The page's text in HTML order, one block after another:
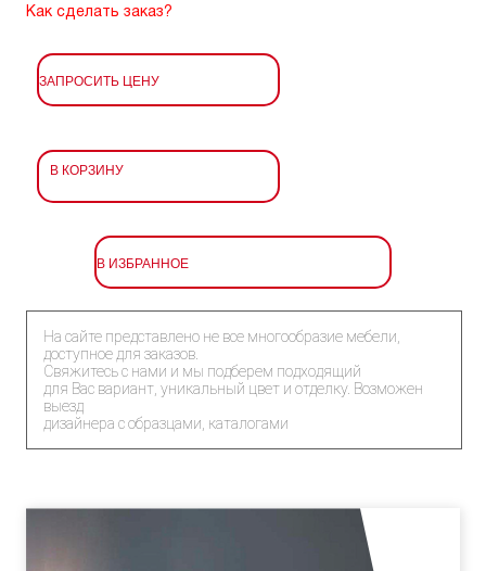
Как сделать заказ?
ЗАПРОСИТЬ ЦЕНУ
В КОРЗИНУ
В ИЗБРАННОЕ
На сайте представлено не все многообразие мебели,
доступное для заказов.
Свяжитесь с нами и мы подберем подходящий
для Вас вариант, уникальный цвет и отделку. Возможен
выезд
дизайнера с образцами, каталогами